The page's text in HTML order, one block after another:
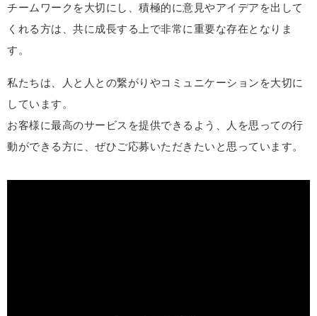
チームワークを大切にし、積極的に意見やアイデアを出して
くれる方は、共に成長する上で非常に重要な存在となりま
す。
私たちは、人と人との繋がりやコミュニケーションを大切に
しています。
お客様に最高のサービスを提供できるよう、人を思っての行
動ができる方に、ぜひご応募いただきたいと思っています。